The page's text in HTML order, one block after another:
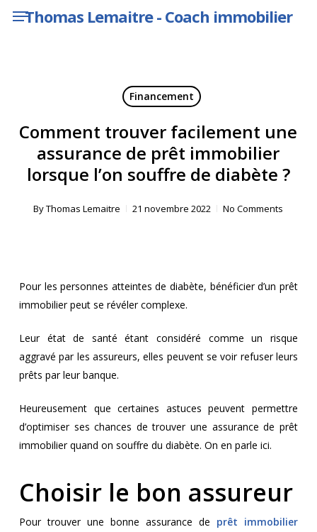
Skip Thomas Lemaitre - Coach immobilier
Menu
Financement
Comment trouver facilement une
assurance de prêt immobilier
lorsque l’on souffre de diabète ?
ByThomas Lemaitre 21 novembre 2022 No Comments
Pour les personnes atteintes de diabète, bénéficier d’un prêt
immobilier peut se révéler complexe.
Leur état de santé étant considéré comme un risque
aggravé par les assureurs, elles peuvent se voir refuser leurs
prêts par leur banque.
Heureusement que certaines astuces peuvent permettre
d’optimiser ses chances de trouver une assurance de prêt
immobilier quand on souffre du diabète. On en parle ici.
Choisir le bon assureur
Pour trouver une bonne assurance de prêt immobilier